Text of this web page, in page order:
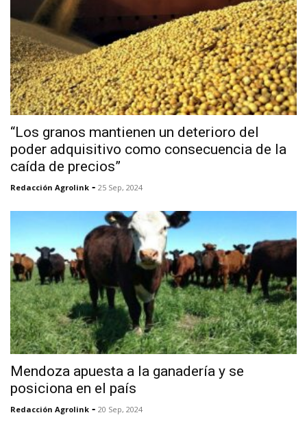
“Los granos mantienen un deterioro del
poder adquisitivo como consecuencia de la
caída de precios”
Redacción Agrolink - 25 Sep, 2024
Mendoza apuesta a la ganadería y se
posiciona en el país
Redacción Agrolink - 20 Sep, 2024